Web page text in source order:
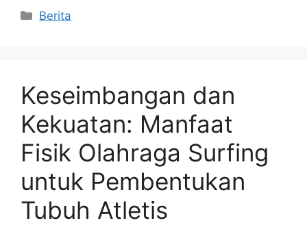
Kategori
Berita
Keseimbangan dan
Kekuatan: Manfaat
Fisik Olahraga Surfing
untuk Pembentukan
Tubuh Atletis